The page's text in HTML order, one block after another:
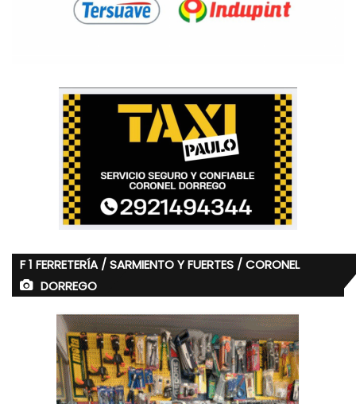
F 1 FERRETERÍA / SARMIENTO Y FUERTES / CORONEL
DORREGO